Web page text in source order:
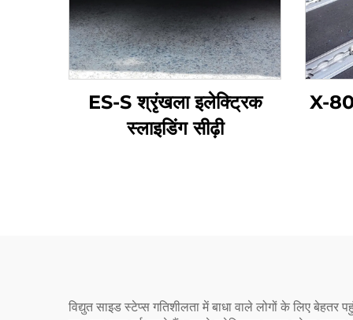
ES-S श्रृंखला इलेक्ट्रिक
स्लाइडिंग सीढ़ी
X-
विद्युत साइड स्टेप्स गतिशीलता में बाधा वाले लोगों के लिए